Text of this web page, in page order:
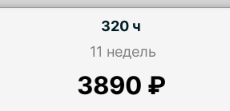
320 ч
11 недель
3890 ₽